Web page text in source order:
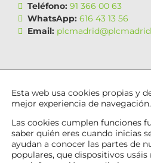
Teléfono: 91 366 00 63
WhatsApp: 616 43 13 56
Email:
Esta web usa cookies propias y
mejor experiencia de navegación.
Las cookies cumplen funciones
saber quién eres cuando inicias
ayudan a conocer las partes de
populares, que dispositivos